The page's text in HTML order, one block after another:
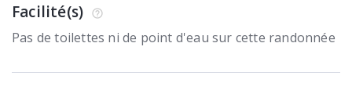
Facilité(s)
Pas de toilettes ni de point d'eau sur cette randonnée